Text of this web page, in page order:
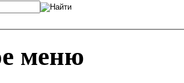
меню